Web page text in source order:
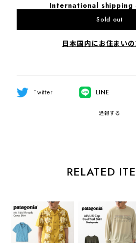
International shipping
Sold out
日本国内にお住まい
Twitter LINE
通報する
RELATED